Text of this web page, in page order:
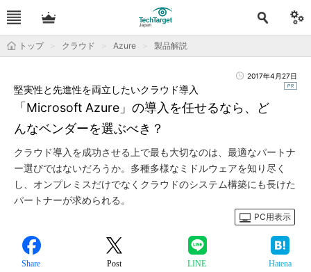
トップ クラウド Azure 製品解説
2017年4月27日
「Microsoft Azure」の導入を任せるなら、ど
んなベンダーを選ぶべき？
堅実性と先進性を両立したいクラウド導入
クラウド導入を成功させる上で最も大切なのは、最適なパートナ
ー選びではないだろうか。多種多様なミドルウェアを知り尽く
し、オンプレミスだけでなくクラウドのシステム構築にも長けた
パートナーが求められる。
PC用表示
Share Post LINE Hatena